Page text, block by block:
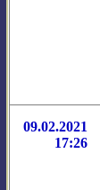
09.02.2021
17:26